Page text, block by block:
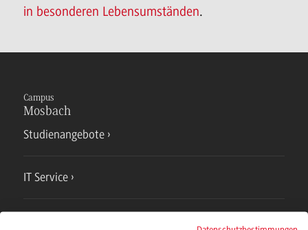
in besonderen Lebensumständen.
Campus
Mosbach
Studienangebote
IT Service